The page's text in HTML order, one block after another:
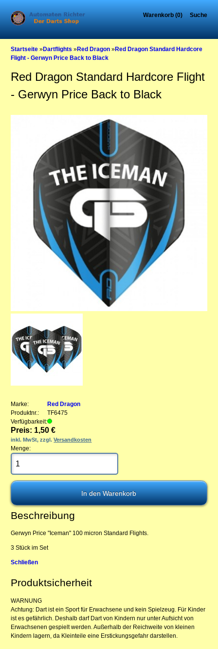
Warenkorb (0) Suche
Startseite »Dartflights »Red Dragon »Red Dragon Standard Hardcore
Flight - Gerwyn Price Back to Black
Red Dragon Standard Hardcore Flight
- Gerwyn Price Back to Black
Marke:
Red Dragon
Produktnr.:
TF6475
Verfügbarkeit:
Preis: 1,50 €
inkl. MwSt, zzgl.Versandkosten
Menge:
Beschreibung
Gerwyn Price "Iceman" 100 micron Standard Flights.
3 Stück im Set
Schließen
Produktsicherheit
WARNUNG
Achtung: Dart ist ein Sport für Erwachsene und kein Spielzeug. Für Kinder
ist es gefährlich. Deshalb darf Dart von Kindern nur unter Aufsicht von
Erwachsenen gespielt werden. Außerhalb der Reichweite von kleinen
Kindern lagern, da Kleinteile eine Erstickungsgefahr darstellen.